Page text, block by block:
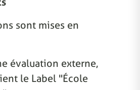
sont mises en
évaluation externe,
le Label "École